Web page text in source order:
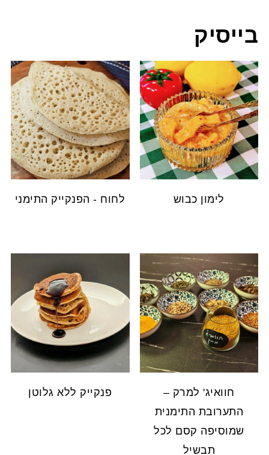
בייסיק
לימון כבוש לחוח - הפנקייק התימני
חוואיג' למרק –
התערובת התימנית
שמוסיפה קסם לכל
תבשיל
פנקייק ללא גלוטן